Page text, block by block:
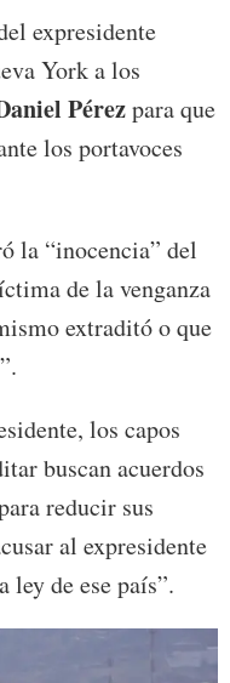
expresidente
York a los
Pérezpara que
los portavoces
la “inocencia” del
de la venganza
extraditó o que
los capos
buscan acuerdos
reducir sus
al expresidente
ley de ese país”.